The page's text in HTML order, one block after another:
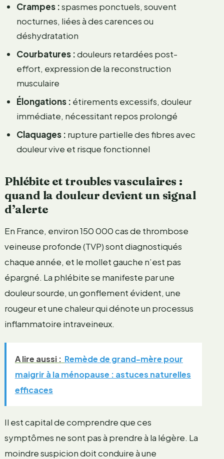
Crampes :spasmes ponctuels, souvent
nocturnes, liées à des carences ou
déshydratation
Courbatures :douleurs retardées post-
effort, expression de la reconstruction
musculaire
Élongations : étirements excessifs, douleur
immédiate, nécessitant repos prolongé
Claquages : rupture partielle des fibres avec
douleur vive et risque fonctionnel
Phlébite et troubles vasculaires :
quand la douleur devient un signal
d’alerte
En France, environ 150 000 cas de thrombose
veineuse profonde (TVP) sont diagnostiqués
chaque année, et le mollet gauche n’est pas
épargné. La phlébite se manifeste par une
douleur sourde, un gonflement évident, une
rougeur et une chaleur qui dénote un processus
inflammatoire intraveineux.
A lire aussi : Remède de grand-mère pour
maigrir à la ménopause : astuces naturelles
efficaces
Il est capital de comprendre que ces
symptômes ne sont pas à prendre à la légère. La
moindre suspicion doit conduire à une